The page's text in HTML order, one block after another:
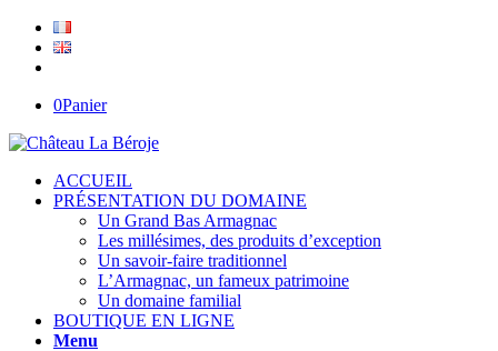
0Panier
ACCUEIL
PRÉSENTATION DU DOMAINE
Un Grand Bas Armagnac
Les millésimes, des produits d’exception
Un savoir-faire traditionnel
L’Armagnac, un fameux patrimoine
Un domaine familial
BOUTIQUE EN LIGNE
Menu